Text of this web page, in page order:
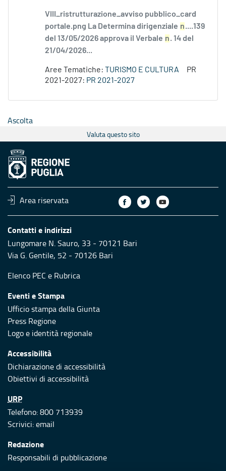
VIII_ristrutturazione_avviso pubblico_card
portale.png La Determina dirigenziale n....139
del 13/05/2026 approva il Verbale n. 14 del
21/04/2026...
Aree Tematiche: TURISMO E CULTURA
PR
2021-2027: PR 2021-2027
Ascolta
Valuta questo sito
Area riservata
Contatti e indirizzi
Lungomare N. Sauro, 33 - 70121 Bari
Via G. Gentile, 52 - 70126 Bari
Elenco PEC e Rubrica
Eventi e Stampa
Ufficio stampa della Giunta
Press Regione
Logo e identità regionale
Accessibilità
Dichiarazione di accessibilità
Obiettivi di accessibilità
URP
Telefono: 800 713939
Scrivici:email
Redazione
Responsabili di pubblicazione